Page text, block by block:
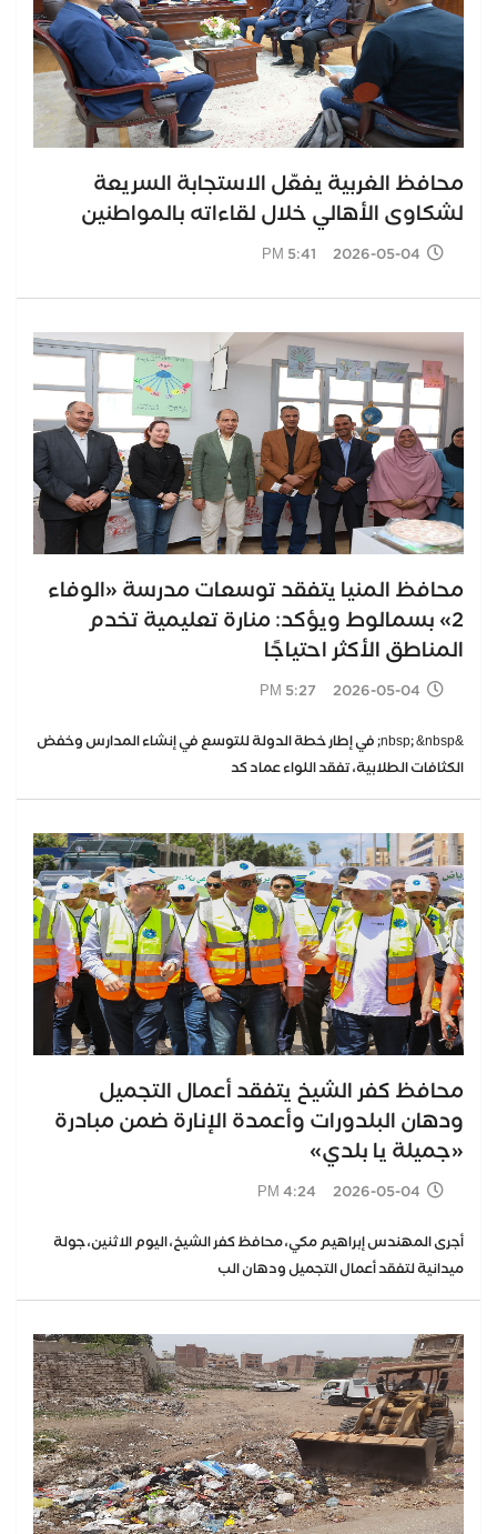
محافظ الغربية يفعّل الاستجابة السريعة
لشكاوى الأهالي خلال لقاءاته بالمواطنين
2026-05-04 5:41 PM
محافظ المنيا يتفقد توسعات مدرسة «الوفاء
2» بسمالوط ويؤكد: منارة تعليمية تخدم
المناطق الأكثر احتياجًا
2026-05-04 5:27 PM
&nbsp; &nbsp; في إطار خطة الدولة للتوسع في إنشاء المدارس وخفض
الكثافات الطلابية، تفقد اللواء عماد كد
محافظ كفر الشيخ يتفقد أعمال التجميل
ودهان البلدورات وأعمدة الإنارة ضمن مبادرة
«جميلة يا بلدي»
2026-05-04 4:24 PM
أجرى المهندس إبراهيم مكي، محافظ كفر الشيخ، اليوم الاثنين، جولة
ميدانية لتفقد أعمال التجميل ودهان الب